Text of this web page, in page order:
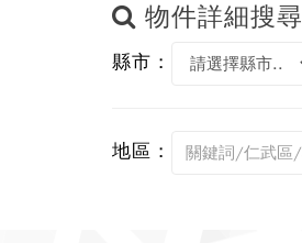
物件詳細搜尋
縣市 :
地區 :